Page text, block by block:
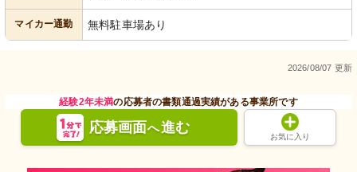
マイカー通勤 無料駐車場あり
2026/08/07 更新
経験2年未満の応募者の書類通過実績がある事業所です
応募画面へ進む
お気に入り